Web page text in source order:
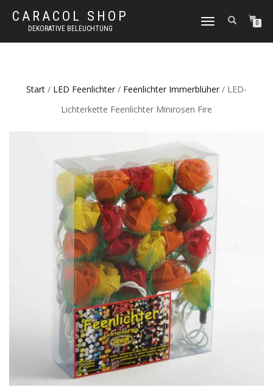
CARACOL SHOP
DEKORATIVE BELEUCHTUNG
NAVIGATION
0
Start / LED Feenlichter / Feenlichter Immerblüher / LED-
Lichterkette Feenlichter Minirosen Fire